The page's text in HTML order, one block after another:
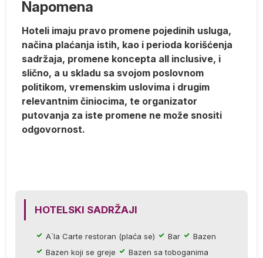
Napomena
Hoteli imaju pravo promene pojedinih usluga,
načina plaćanja istih, kao i perioda korišćenja
sadržaja, promene koncepta all inclusive, i
slično, a u skladu sa svojom poslovnom
politikom, vremenskim uslovima i drugim
relevantnim činiocima, te organizator
putovanja za iste promene ne može snositi
odgovornost.
HOTELSKI SADRŽAJI
A`la Carte restoran (plaća se) Bar
Bazen
Bazen koji se greje
Bazen sa toboganima